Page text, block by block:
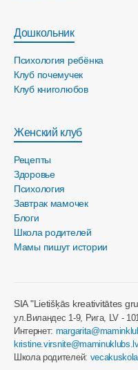
Дошкольник
Психология ребёнка
Клуб почемучек
Клуб книголюбов
Женский клуб
Рецепты
Здоровье
Психология
Завтрак мамочек
Блоги
Школа родителей
Мамы пишут истории
SIA "Lietišķās kreativitātes
ул.Виландес 1-9, Рига, LV -
Интернет:
Школа родителей: